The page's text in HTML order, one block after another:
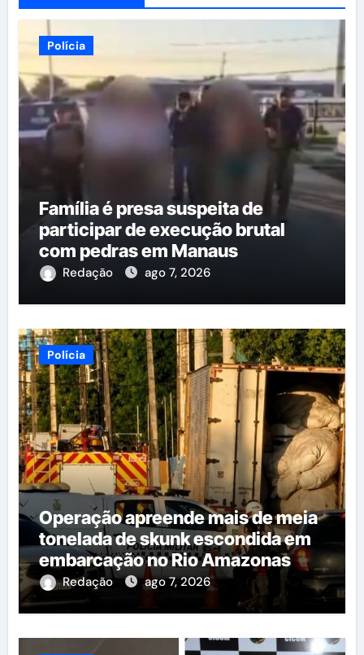
Polícia
Família é presa suspeita de
participar de execução brutal
com pedras em Manaus
Redação ago 7, 2026
Polícia
Operação apreende mais de meia
tonelada de skunk escondida em
embarcação no Rio Amazonas
Redação ago 7, 2026